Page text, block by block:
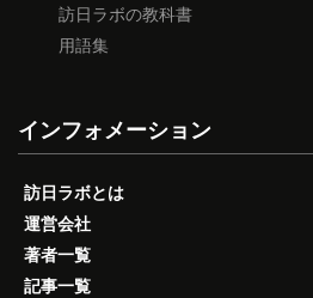
訪日ラボの教科書
用語集
インフォメーション
訪日ラボとは
運営会社
著者一覧
記事一覧